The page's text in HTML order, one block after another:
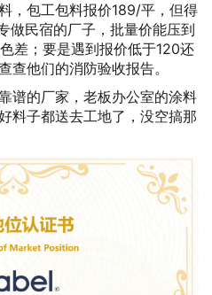
，包工包料报价189/平，但得
做民宿的厂子，批量价能压到
差；要是遇到报价低于120还
查他们的消防验收报告。
谱的厂家，老板办公室的涂料
子都送去工地了，没空搞那